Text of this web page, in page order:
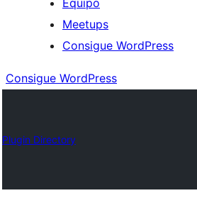
Equipo
Meetups
Consigue WordPress
Consigue WordPress
Plugin Directory